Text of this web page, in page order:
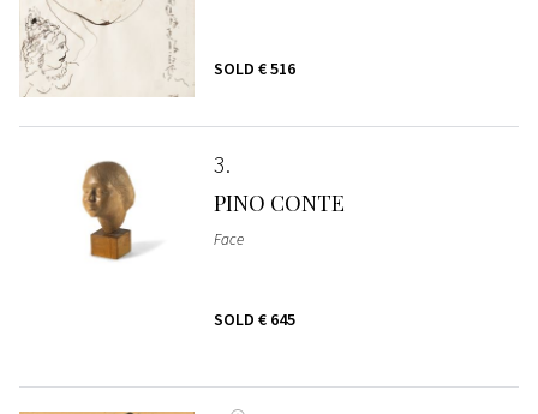
SOLD € 516
3
PINO CONTE
Face
SOLD € 645